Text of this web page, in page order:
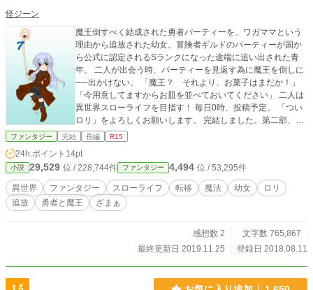
怪ジーン
魔王倒すべく結成された勇者パーティーを、ワガママという
理由から追放された幼女。冒険者ギルドのパーティーが国か
ら公式に認定されるSランクになった途端に追い出された青
年。 二人が出会う時、パーティーを見返す為に魔王を倒しに
──出かけない。 「魔王？ それより、お菓子はまだか！」
「今用意してますからお皿を並べておいてください」 二人は
異世界スローライフを目指す！ 毎日0時、投稿予定。 「つい
ロリ」をよろしくお願いします。 完結しました。第二部、4/1
5スタート予定
ファンタジー 完結 長編 R15
24h.ポイント 14pt
小説 29,529 位 / 228,744件 ファンタジー 4,494 位 / 53,295件
異世界 ファンタジー スローライフ 転移 魔法 幼女
ロリ
追放
勇者と魔王 ざまぁ
感想数 2
文字数 765,867
最終更新日 2019.11.25
登録日 2018.08.11